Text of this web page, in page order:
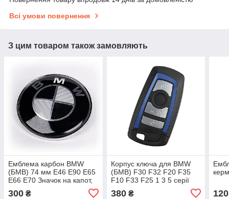
Всі умови повернення
З цим товаром також замовляють
Емблема карбон BMW
(БМВ) 74 мм E46 E90 E65
E66 E70 Значок на капот,
300 ₴
Корпус ключа для BMW
(БМВ) F30 F32 F20 F35
F10 F33 F25 1 3 5 серії
Синя вставка (+ Емблема)
380₴ 120